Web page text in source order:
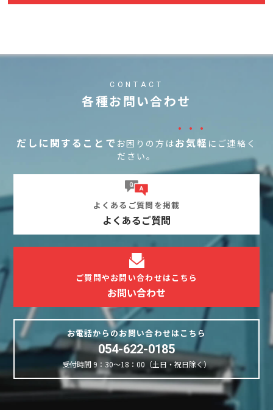
CONTACT
各種お問い合わせ
だしに関することで お困りの方はお気軽
・・・
にご連絡く
ださい。
よくあるご質問を掲載
よくあるご質問
ご質問やお問い合わせはこちら
お問い合わせ
お電話からのお問い合わせはこちら
054-622-0185
受付時間 9：30～18：00（土日・祝日除く）